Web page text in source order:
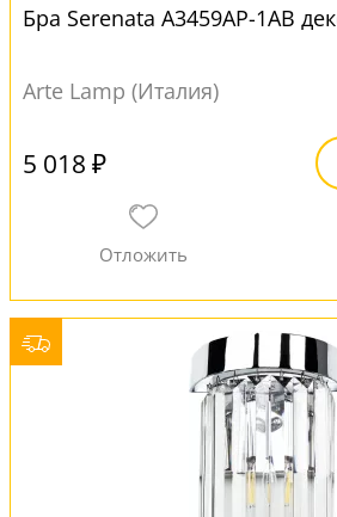
Бра Serenata A3459AP-1AB
Arte Lamp (Италия)
5 018 ₽